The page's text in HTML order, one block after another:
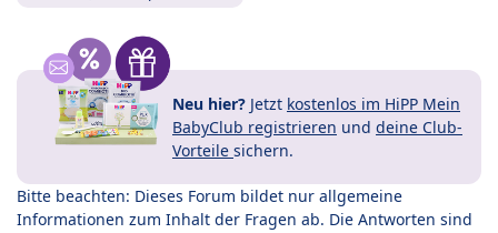
Neu hier? Jetzt kostenlos im HiPP Mein
BabyClub registrieren und deine Club-
Vorteile sichern.
Bitte beachten: Dieses Forum bildet nur allgemeine
Informationen zum Inhalt der Fragen ab. Die Antworten sind